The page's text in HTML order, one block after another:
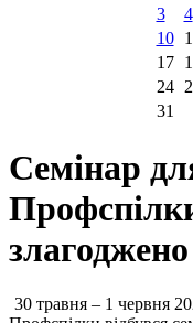
3
4
10
17
24
31
Семінар
злагоджено
30 травня – 1 червня